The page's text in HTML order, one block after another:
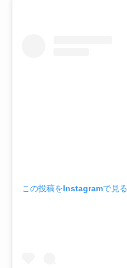
この投稿をInstagramで見る